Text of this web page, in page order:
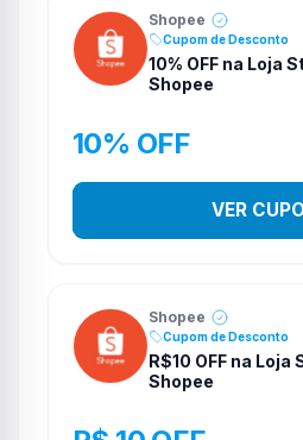
Shopee
Cupom de Desconto
10% OFF na Loja
Shopee
10% OFF
VER
Shopee
Cupom de Desconto
R$10 OFF na
Shopee